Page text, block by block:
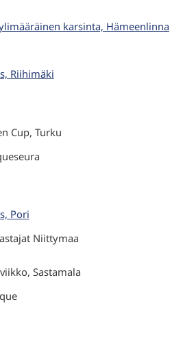
karsinta, Hämeenlinna
Riihimäki
Cup, Turku
Pori
Niittymaa
Sastamala